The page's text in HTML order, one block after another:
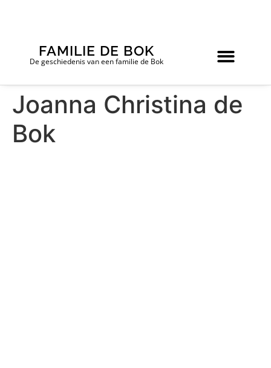
FAMILIE DE BOK
De geschiedenis van een familie de Bok
Joanna Christina de
Bok